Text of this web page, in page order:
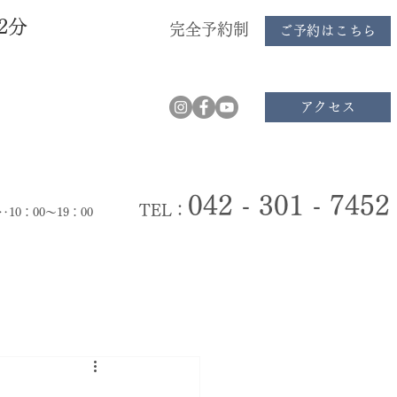
分
：00～19：00
完全予約制 ご予約はこちら
アクセス
TEL： 042 - 301 - 7452